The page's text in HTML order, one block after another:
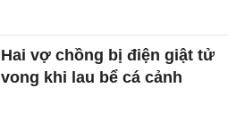
Hai vợ chồng bị điện giật tử
vong khi lau bể cá cảnh